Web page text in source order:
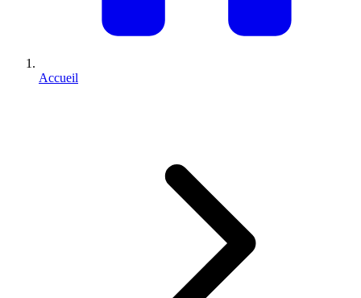
Accueil